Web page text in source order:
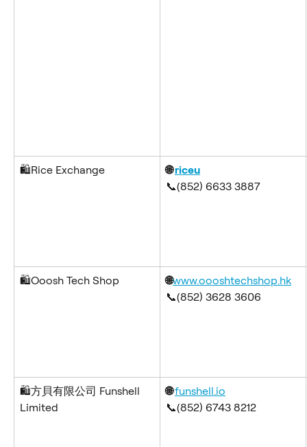
🛍️Rice Exchange 🌐 riceu
📞(852) 6633 3887
🛍️Ooosh Tech Shop 🌐www.oooshtechshop.hk
📞(852) 3628 3606
🛍️方貝有限公司 Funshell
Limited
🌐 funshell.io
📞(852) 6743 8212